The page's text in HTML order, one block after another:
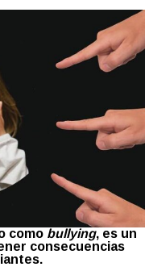
como bullying, es un
consecuencias